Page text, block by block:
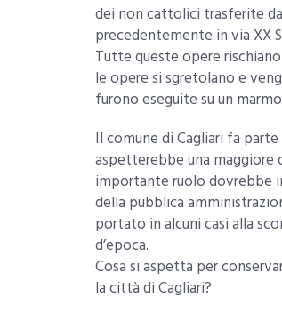
dei non cattolici trasferite
precedentemente in via XX
Tutte queste opere
le opere si sgretolano e
furono eseguite su un
Il comune di Cagliari fa
aspetterebbe una maggiore
importante ruolo dovrebbe
della pubblica
portato in alcuni casi alla
d’epoca.
Cosa si aspetta per
la città di Cagliari?